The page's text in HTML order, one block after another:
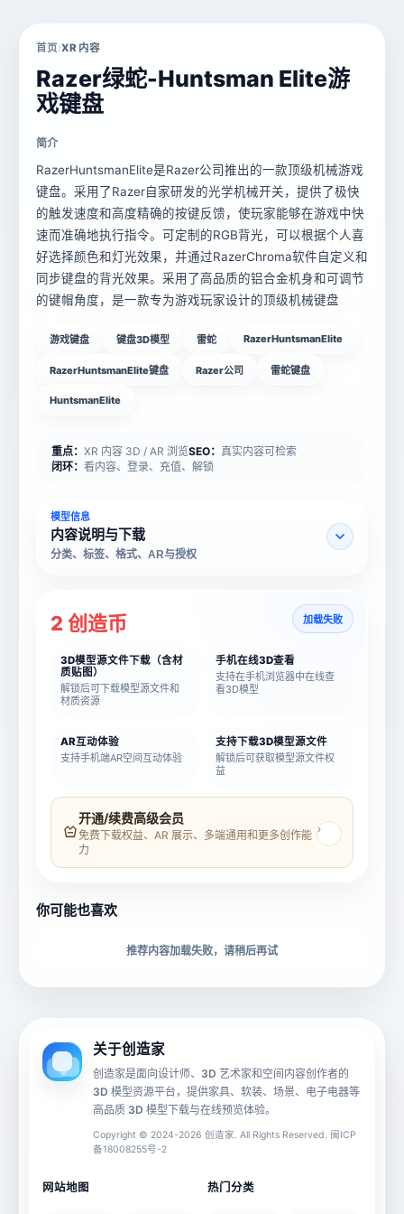
首页/XR 内容
Razer绿蛇-Huntsman Elite游
戏键盘
简介
RazerHuntsmanElite是Razer公司推出的一款顶级机械游戏
键盘。采用了Razer自家研发的光学机械开关，提供了极快
的触发速度和高度精确的按键反馈，使玩家能够在游戏中快
速而准确地执行指令。可定制的RGB背光，可以根据个人喜
好选择颜色和灯光效果，并通过RazerChroma软件自定义和
同步键盘的背光效果。采用了高品质的铝合金机身和可调节
的键帽角度，是一款专为游戏玩家设计的顶级机械键盘
游戏键盘 键盘3D模型 雷蛇 RazerHuntsmanElite
RazerHuntsmanElite键盘 Razer公司 雷蛇键盘
HuntsmanElite
重点： XR 内容 3D / AR 浏览SEO： 真实内容可检索
闭环： 看内容、登录、充值、解锁
模型信息
内容说明与下载
分类、标签、格式、AR与授权
模型名称
材质贴图
文件大小
2 创造币 加载失败
3D模型源文件下载（含材
质贴图）
解锁后可下载模型源文件和
材质资源
手机在线3D查看
支持在手机浏览器中在线查
看3D模型
AR互动体验
支持手机端AR空间互动体验
支持下载3D模型源文件
解锁后可获取模型源文件权
益
开通/续费高级会员
免费下载权益、AR 展示、多端通用和更多创作能
力
›
你可能也喜欢
推荐内容加载失败，请稍后再试
关于创造家
创造家是面向设计师、3D 艺术家和空间内容创作者的
3D 模型资源平台，提供家具、软装、场景、电子电器等
高品质 3D 模型下载与在线预览体验。
Copyright © 2024-2026 创造家. All Rights Reserved. 闽ICP
备18008255号-2
网站地图 热门分类